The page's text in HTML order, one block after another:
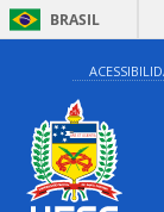
BRASIL